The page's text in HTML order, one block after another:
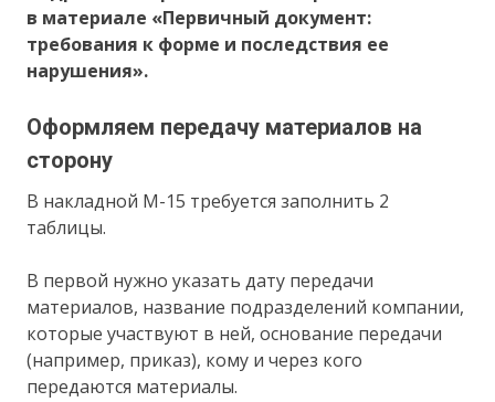
в материале «Первичный документ:
требования к форме и последствия ее
нарушения».
Оформляем передачу материалов на
сторону
В накладной М-15 требуется заполнить 2
таблицы.
В первой нужно указать дату передачи
материалов, название подразделений компании,
которые участвуют в ней, основание передачи
(например, приказ), кому и через кого
передаются материалы.